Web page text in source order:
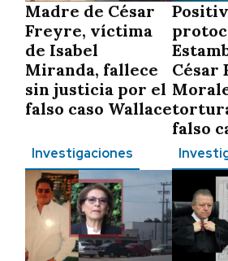
Madre de César
Freyre, víctima
de Isabel
Miranda, fallece
sin justicia por el
falso caso Wallace
César
falso
Investigaciones